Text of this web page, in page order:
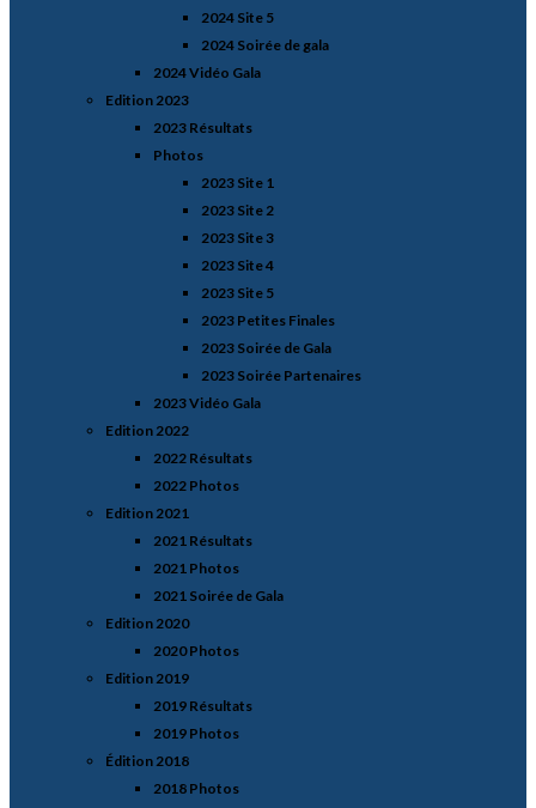
2024 Site 5
2024 Soirée de gala
2024 Vidéo Gala
Edition 2023
2023 Résultats
Photos
2023 Site 1
2023 Site 2
2023 Site 3
2023 Site 4
2023 Site 5
2023 Petites Finales
2023 Soirée de Gala
2023 Soirée Partenaires
2023 Vidéo Gala
Edition 2022
2022 Résultats
2022 Photos
Edition 2021
2021 Résultats
2021 Photos
2021 Soirée de Gala
Edition 2020
2020 Photos
Edition 2019
2019 Résultats
2019 Photos
Édition 2018
2018 Photos